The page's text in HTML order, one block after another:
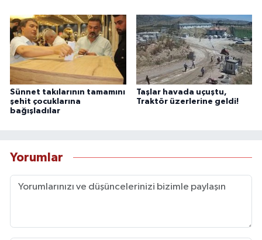
Sünnet takılarının tamamını
şehit çocuklarına
bağışladılar
Taşlar havada uçuştu,
Traktör üzerlerine geldi!
Yorumlar